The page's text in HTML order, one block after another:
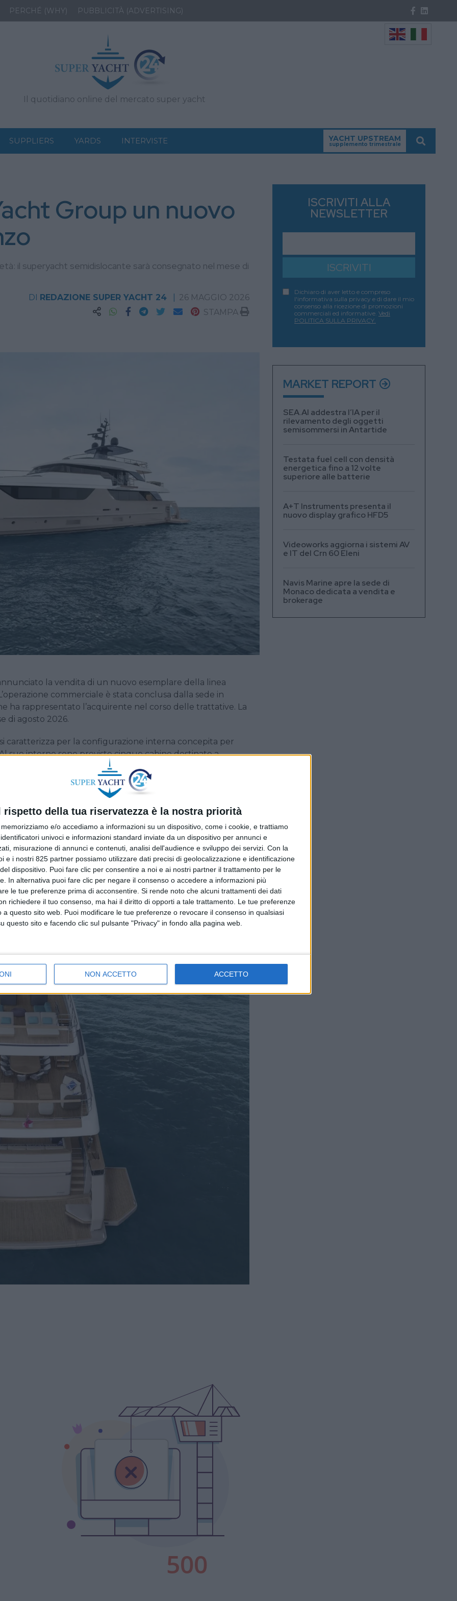
rispetto della tua riservatezza è la nostra priorità
memorizziamo e/o accediamo a informazioni su un dispositivo, come i cookie, e trattiamo
univoci e informazioni standard inviate da un dispositivo per annunci e
misurazione di annunci e contenuti, analisi dell'audience e sviluppo dei servizi. Con la
e i nostri 825 partner possiamo utilizzare dati precisi di geolocalizzazione e identificazione
dispositivo. Puoi fare clic per consentire a noi e ai nostri partner il trattamento per le
In alternativa puoi fare clic per negare il consenso o accedere a informazioni più
le tue preferenze prima di acconsentire. Si rende noto che alcuni trattamenti dei dati
richiedere il tuo consenso, ma hai il diritto di opporti a tale trattamento. Le tue preferenze
a questo sito web. Puoi modificare le tue preferenze o revocare il consenso in qualsiasi
questo sito e facendo clic sul pulsante "Privacy" in fondo alla pagina web.
NON ACCETTO ACCETTO
PERCHÉ (WHY) PUBBLICITÀ (ADVERTISING)
Il quotidiano online del mercato super yacht
SUPPLIERS YARDS INTERVISTE YACHT UPSTREAM
supplemento trimestrale
Group un nuovo
il superyacht semidislocante sarà consegnato nel mese di
DI REDAZIONE SUPER YACHT 24
26 MAGGIO 2026
STAMPA
la vendita di un nuovo esemplare della linea
commerciale è stata conclusa dalla sede in
ha rappresentato l’acquirente nel corso delle trattative. La
di agosto 2026.
caratterizza per la configurazione interna concepita per
suo interno sono previste cinque cabine destinate a
flessibili capaci di adattarsi sia alla navigazione prolungata
consente di raggiungere una velocità massima
tra autonomia e andature di trasferimento.
la firma dello studio Zuccon International Project, che
Lo stile dello yacht si esprime attraverso ampie aree
una linea che punta alla stabilità estetica nel
e le necessità d’uso concrete della vita a bordo.
Yacht Group, ‘rappresenta un traguardo condiviso che
tecniche del cantiere ligure e l’attività di
BASTA CLICCARE QUI PER ISCRIVERSI AL CANALEED
SEMPRE AGGIORNATI
ISCRIVITI ALLA
NEWSLETTER
ISCRIVITI
Dichiaro di aver letto e compreso
l'informativa sulla privacy e di dare il mio
consenso alla ricezione di promozioni
commerciali ed informative. Vedi
POLITICA SULLA PRIVACY.
MARKET REPORT
SEA.AI addestra l’IA per il
rilevamento degli oggetti
semisommersi in Antartide
Testata fuel cell con densità
energetica fino a 12 volte
superiore alle batterie
A+T Instruments presenta il
nuovo display grafico HFD5
Videoworks aggiorna i sistemi AV
e IT del Crn 60 Eleni
Navis Marine apre la sede di
Monaco dedicata a vendita e
brokerage